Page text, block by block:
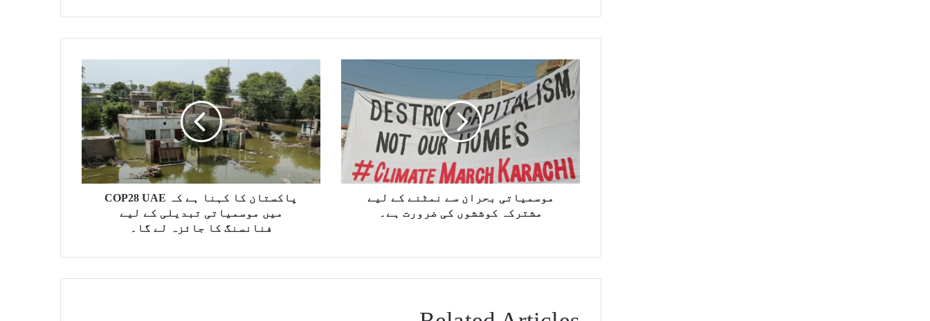
i
موسمیاتی بحران سے نمٹنے کے لیے
مشترکہ کوششوں کی ضرورت ہے۔
پاکستان کا کہنا ہے کہ COP28 UAE
میں موسمیاتی تبدیلی کے لیے
فنانسنگ کا جائزہ لے گا۔